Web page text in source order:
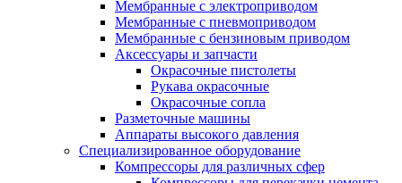
Мембранные с электроприводом
Мембранные с пневмоприводом
Мембранные с бензиновым приводом
Аксессуары и запчасти
Окрасочные пистолеты
Рукава окрасочные
Окрасочные сопла
Разметочные машины
Аппараты высокого давления
Специализированное оборудование
Компрессоры для различных сфер